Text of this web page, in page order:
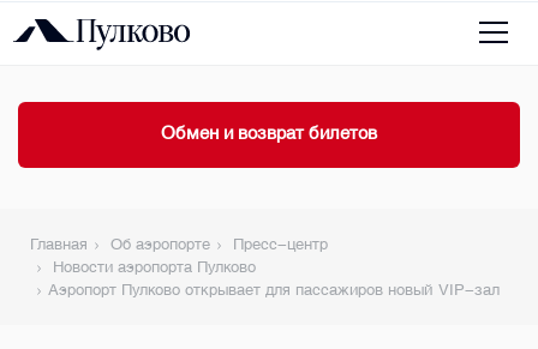
Обмен и возврат билетов
Главная Об аэропорте
Пресс-центр
Новости аэропорта Пулково
Аэропорт Пулково открывает для пассажиров новый VIP-зал